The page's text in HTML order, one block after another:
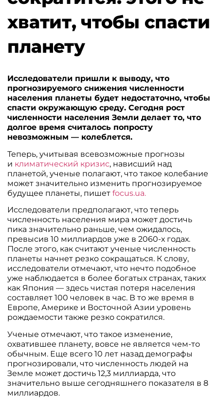
хватит, чтобы спасти
планету
Исследователи пришли к выводу, что
прогнозируемого снижения численности
населения планеты будет недостаточно, чтобы
спасти окружающую среду. Сегодня рост
численности населения Земли делает то, что
долгое время считалось попросту
невозможным — колеблется.
Теперь, учитывая всевозможные прогнозы
и климатический кризис, нависший над
планетой, ученые полагают, что такое колебание
может значительно изменить прогнозируемое
будущее планеты, пишетfocus.ua.
Исследователи предполагают, что теперь
численность населения мира может достичь
пика значительно раньше, чем ожидалось,
превысив 10 миллиардов уже в 2060-х годах.
После этого, как считают ученые численность
планеты начнет резко сокращаться. К слову,
исследователи отмечают, что нечто подобное
уже наблюдается в более богатых странах, таких
как Япония — здесь чистая потеря населения
составляет 100 человек в час. В то же время в
Европе, Америке и Восточной Азии уровень
рождаемости также резко сократился.
Ученые отмечают, что такое изменение,
охватившее планету, вовсе не является чем-то
обычным. Еще всего 10 лет назад демографы
прогнозировали, что численность людей на
Земле может достичь 12,3 миллиарда, что
значительно выше сегодняшнего показателя в 8
миллиардов.